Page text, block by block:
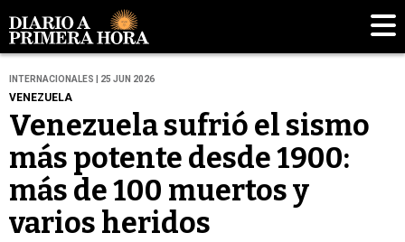
INTERNACIONALES | 25 JUN 2026
VENEZUELA
Venezuela sufrió el sismo
más potente desde 1900:
más de 100 muertos y
varios heridos